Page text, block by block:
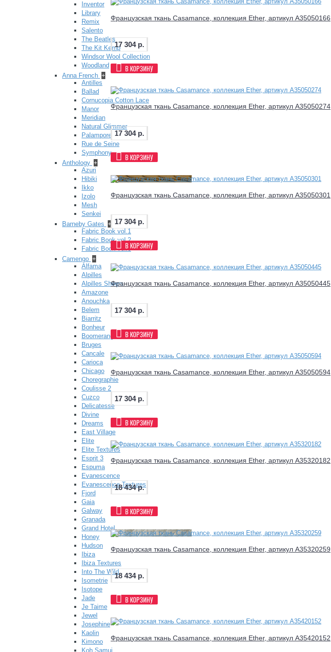
Inventor
Library
Remix
Salento
The Beatles
The Kit Kemp
Windsor Wool Collection
Woodland
Anna French +
Antilles
Ballad
Cornucopia Cotton Lace
Manor
Meridian
Natural Glimmer
Palampore
Rue de Seine
Symphony
Anthology +
Azuri
Hibiki
Ikko
Izolo
Mesh
Senkei
Barneby Gates +
Fabric Book vol.1
Fabric Book vol.2
Fabric Book vol.3
Camengo +
Alfama
Alpilles
Alpilles Sheers
Amazone
Anouchka
Belem
Biarritz
Bonheur
Boomerang
Bruges
Cancale
Carioca
Chicago
Choregraphie
Coulisse 2
Cuzco
Delicatesse
Divine
Dreams
East Village
Elite
Elite Textures
Esprit 3
Espuma
Evanescence
Evanescence Textures
Fjord
Gaia
Galway
Granada
Grand Hotel
Honey
Hudson
Ibiza
Ibiza Textures
Into The Wild
Isometrie
Isotope
Jade
Je Taime
Jewel
Josephine
Kaolin
Kimono
Koh Samui
Французская ткань Casamance, коллекция Ether, артикул A35050166
17 304 р.
В КОРЗИНУ
Французская ткань Casamance, коллекция Ether, артикул A35050274
17 304 р.
В КОРЗИНУ
Французская ткань Casamance, коллекция Ether, артикул A35050301
17 304 р.
В КОРЗИНУ
Французская ткань Casamance, коллекция Ether, артикул A35050445
17 304 р.
В КОРЗИНУ
Французская ткань Casamance, коллекция Ether, артикул A35050594
17 304 р.
В КОРЗИНУ
Французская ткань Casamance, коллекция Ether, артикул A35320182
18 434 р.
В КОРЗИНУ
Французская ткань Casamance, коллекция Ether, артикул A35320259
18 434 р.
В КОРЗИНУ
Французская ткань Casamance, коллекция Ether, артикул A35420152